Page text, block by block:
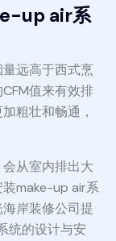
up air系
远高于西式烹
值来有效排
粗壮和畅通，
从室内排出大
make-up air系
岸装修公司提
统的设计与安